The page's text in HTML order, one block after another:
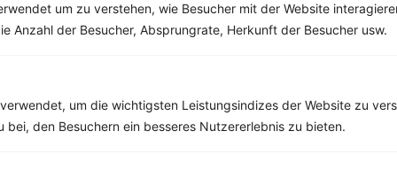
um zu verstehen, wie Besucher mit der Website
Anzahl der Besucher, Absprungrate, Herkunft der Besucher usw.
um die wichtigsten Leistungsindizes der Website zu
bei, den Besuchern ein besseres Nutzererlebnis zu bieten.
Low Fat
Sport